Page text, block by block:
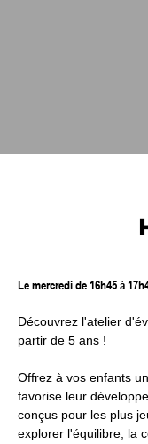
Le mercredi de 16h45 à
Découvrez l'atelier
partir de 5 ans !
Offrez à vos enfants
favorise leur
conçus pour les plus
explorer l'équilibre, la